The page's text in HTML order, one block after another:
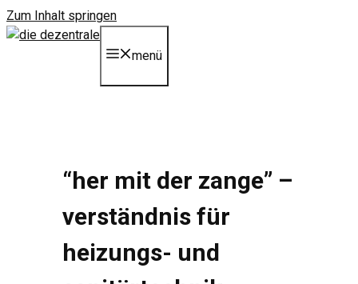
Zum Inhalt springen
menü
“her mit der zange” –
verständnis für
heizungs- und